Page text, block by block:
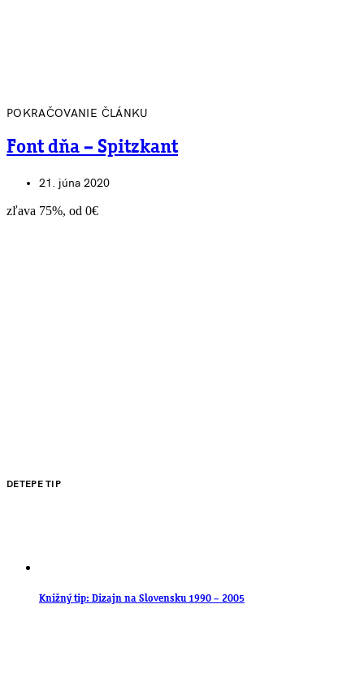
POKRAČOVANIE ČLÁNKU
Font dňa – Spitzkant
21. júna 2020
zľava 75%, od 0€
DETEPE TIP
Knižný tip: Dizajn na Slovensku 1990 – 2005